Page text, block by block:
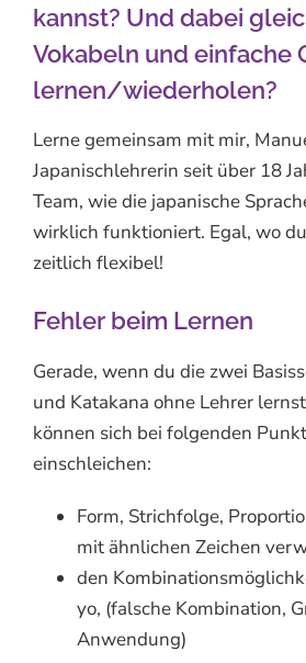
kannst? Und dabei
Vokabeln und einfache
lernen/wiederholen?
Lerne gemeinsam mit mir,
Japanischlehrerin seit über 18
Team, wie die japanische
wirklich funktioniert. Egal, wo
zeitlich flexibel!
Fehler beim Lernen
Gerade, wenn du die zwei
und Katakana ohne Lehrer
können sich bei folgenden
einschleichen:
Form, Strichfolge,
mit ähnlichen Zeichen
den
yo, (falsche Kombination,
Anwendung)